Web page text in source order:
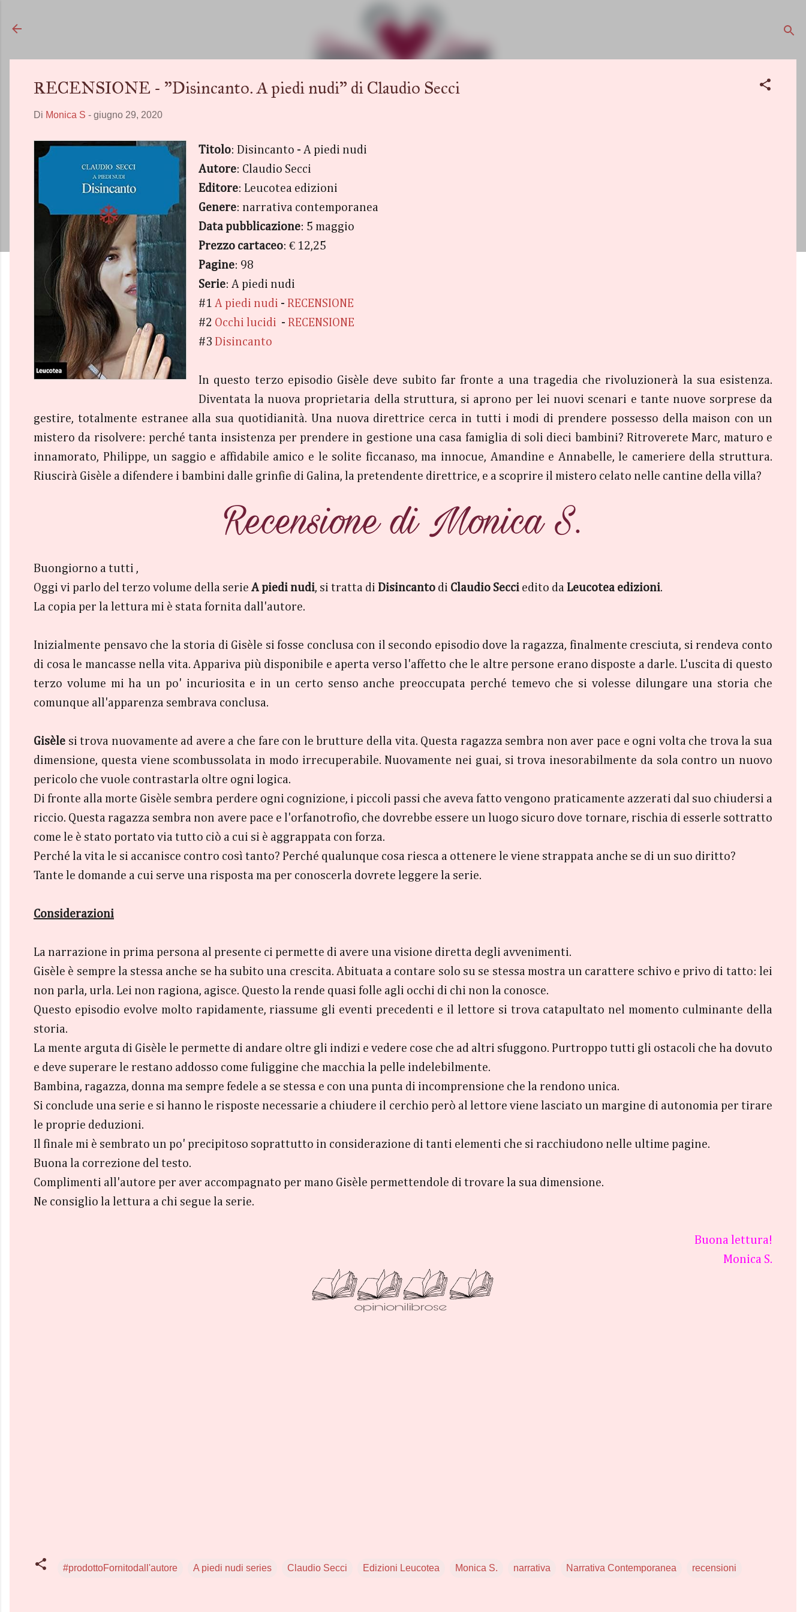
RECENSIONE - "Disincanto. A piedi nudi" di Claudio Secci
Di Monica S - giugno 29, 2020
Titolo: Disincanto - A piedi nudi
Autore: Claudio Secci
Editore: Leucotea edizioni
Genere: narrativa contemporanea
Data pubblicazione: 5 maggio
Prezzo cartaceo: € 12,25
Pagine: 98
Serie: A piedi nudi
#1 A piedi nudi - RECENSIONE
#2 Occhi lucidi - RECENSIONE
#3 Disincanto
In questo terzo episodio Gisèle deve subito far fronte a una tragedia che rivoluzionerà la sua esistenza.
Diventata la nuova proprietaria della struttura, si aprono per lei nuovi scenari e tante nuove sorprese da
gestire, totalmente estranee alla sua quotidianità. Una nuova direttrice cerca in tutti i modi di prendere possesso della maison con un
mistero da risolvere: perché tanta insistenza per prendere in gestione una casa famiglia di soli dieci bambini? Ritroverete Marc, maturo e
innamorato, Philippe, un saggio e affidabile amico e le solite ficcanaso, ma innocue, Amandine e Annabelle, le cameriere della struttura.
Riuscirà Gisèle a difendere i bambini dalle grinfie di Galina, la pretendente direttrice, e a scoprire il mistero celato nelle cantine della villa?
Buongiorno a tutti ,
Oggi vi parlo del terzo volume della serie A piedi nudi, si tratta di Disincanto di Claudio Secci edito da Leucotea edizioni.
La copia per la lettura mi è stata fornita dall'autore.
Inizialmente pensavo che la storia di Gisèle si fosse conclusa con il secondo episodio dove la ragazza, finalmente cresciuta, si rendeva conto
di cosa le mancasse nella vita. Appariva più disponibile e aperta verso l'affetto che le altre persone erano disposte a darle. L'uscita di questo
terzo volume mi ha un po' incuriosita e in un certo senso anche preoccupata perché temevo che si volesse dilungare una storia che
comunque all'apparenza sembrava conclusa.
Gisèle si trova nuovamente ad avere a che fare con le brutture della vita. Questa ragazza sembra non aver pace e ogni volta che trova la sua
dimensione, questa viene scombussolata in modo irrecuperabile. Nuovamente nei guai, si trova inesorabilmente da sola contro un nuovo
pericolo che vuole contrastarla oltre ogni logica.
Di fronte alla morte Gisèle sembra perdere ogni cognizione, i piccoli passi che aveva fatto vengono praticamente azzerati dal suo chiudersi a
riccio. Questa ragazza sembra non avere pace e l'orfanotrofio, che dovrebbe essere un luogo sicuro dove tornare, rischia di esserle sottratto
come le è stato portato via tutto ciò a cui si è aggrappata con forza.
Perché la vita le si accanisce contro così tanto? Perché qualunque cosa riesca a ottenere le viene strappata anche se di un suo diritto?
Tante le domande a cui serve una risposta ma per conoscerla dovrete leggere la serie.
Considerazioni
La narrazione in prima persona al presente ci permette di avere una visione diretta degli avvenimenti.
Gisèle è sempre la stessa anche se ha subito una crescita. Abituata a contare solo su se stessa mostra un carattere schivo e privo di tatto: lei
non parla, urla. Lei non ragiona, agisce. Questo la rende quasi folle agli occhi di chi non la conosce.
Questo episodio evolve molto rapidamente, riassume gli eventi precedenti e il lettore si trova catapultato nel momento culminante della
storia.
La mente arguta di Gisèle le permette di andare oltre gli indizi e vedere cose che ad altri sfuggono. Purtroppo tutti gli ostacoli che ha dovuto
e deve superare le restano addosso come fuliggine che macchia la pelle indelebilmente.
Bambina, ragazza, donna ma sempre fedele a se stessa e con una punta di incomprensione che la rendono unica.
Si conclude una serie e si hanno le risposte necessarie a chiudere il cerchio però al lettore viene lasciato un margine di autonomia per tirare
le proprie deduzioni.
Il finale mi è sembrato un po' precipitoso soprattutto in considerazione di tanti elementi che si racchiudono nelle ultime pagine.
Buona la correzione del testo.
Complimenti all'autore per aver accompagnato per mano Gisèle permettendole di trovare la sua dimensione.
Ne consiglio la lettura a chi segue la serie.
Buona lettura!
Monica S.
#prodottoFornitodall'autore A piedi nudi series Claudio Secci Edizioni Leucotea Monica S. narrativa Narrativa Contemporanea recensioni